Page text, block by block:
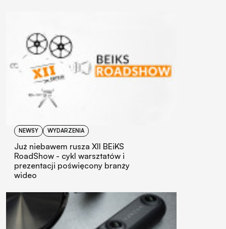
NEWSY WYDARZENIA
Już niebawem rusza XII BEiKS
RoadShow - cykl warsztatów i
prezentacji poświęcony branży
wideo